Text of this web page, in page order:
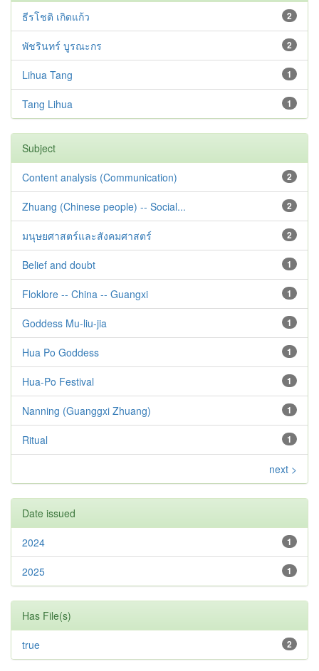
2
ธีรโชติ เกิดแก้ว
2
พัชรินทร์ บูรณะกร
1
Lihua Tang
1
Tang Lihua
Subject
2
Content analysis (Communication)
2
Zhuang (Chinese people) -- Social...
2
มนุษยศาสตร์และสังคมศาสตร์
1
Belief and doubt
1
Floklore -- China -- Guangxi
1
Goddess Mu-liu-jia
1
Hua Po Goddess
1
Hua-Po Festival
1
Nanning (Guanggxi Zhuang)
1
Ritual
next >
Date issued
1
2024
1
2025
Has File(s)
2
true